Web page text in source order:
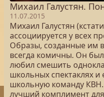
Михаил Галустян.
11.07.2015
Михаил Галустян
ассоциируется у всех
Образы, созданные им
всегда комичны. Он был
любил смешить
школьных спектаклях и
школьную команду
лучший комплимент для